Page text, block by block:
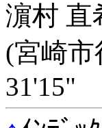
濵村 直
(宮崎市
31'15"